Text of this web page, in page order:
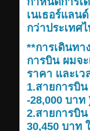
เนเธอร์แลน
กว่าประเทศ
**การเดินทา
การบิน ผมจ
ราคา และเ
1.สายการบิ
-28,000 บาท
2.สายการ
30,450 บาท